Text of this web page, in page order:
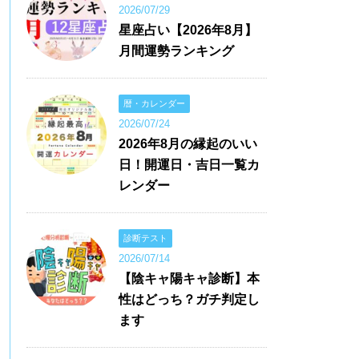
2026/07/29
星座占い【2026年8月】
月間運勢ランキング
暦・カレンダー
2026/07/24
2026年8月の縁起のいい
日！開運日・吉日一覧カ
レンダー
診断テスト
2026/07/14
【陰キャ陽キャ診断】本
性はどっち？ガチ判定し
ます